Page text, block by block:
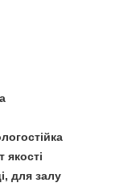
якості
для залу